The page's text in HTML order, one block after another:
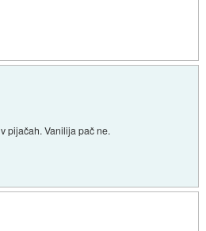
pijačah. Vanilija pač ne.